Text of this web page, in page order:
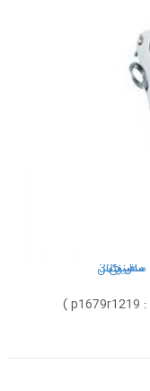
:
p1679r1219
)